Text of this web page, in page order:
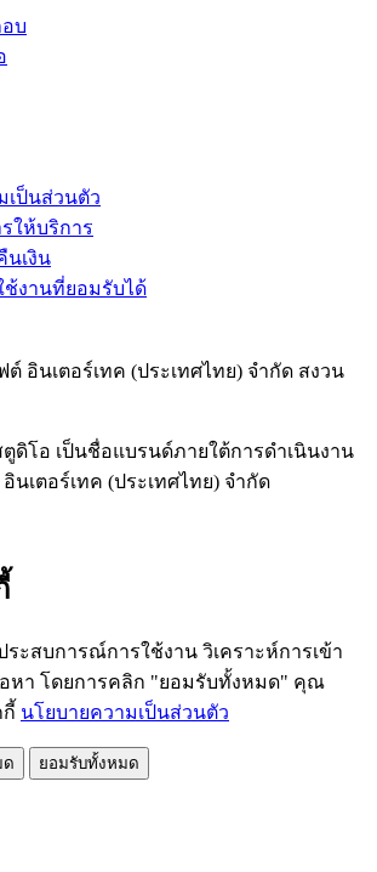
บ
เป็นส่วนตัว
ให้บริการ
นเงิน
ช้งานที่ยอมรับได้
อินเตอร์เทค (ประเทศไทย) จำกัด สงวน
ตูดิโอ เป็นชื่อแบรนด์ภายใต้การดำเนินงาน
นเตอร์เทค (ประเทศไทย) จำกัด
ระสบการณ์การใช้งาน วิเคราะห์การเข้า
หา โดยการคลิก "ยอมรับทั้งหมด" คุณ
นโยบายความเป็นส่วนตัว
ด ยอมรับทั้งหมด